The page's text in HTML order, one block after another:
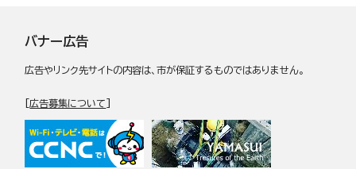
バナー広告
広告やリンク先サイトの内容は、市が保証するものではありません。
[広告募集について